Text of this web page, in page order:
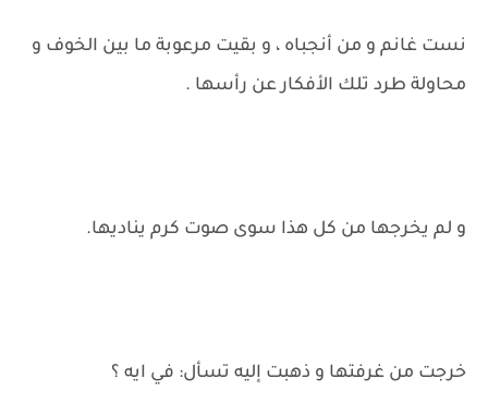
نست غانم و من أنجباه ، و بقيت مرعوبة ما بين الخوف و
محاولة طرد تلك الأفكار عن رأسها .
و لم يخرجها من كل هذا سوى صوت كرم يناديها.
خرجت من غرفتها و ذهبت إليه تسأل: في ايه ؟